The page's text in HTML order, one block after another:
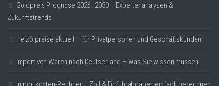
Goldpreis Prognose 2026–2030 – Expertenanalysen &
Zukunftstrends
Heizölpreise aktuell – für Privatpersonen und Geschäftskunden
Import von Waren nach Deutschland – Was Sie wissen müssen
Importkosten-Rechner – Zoll & Einfuhrabgaben einfach berechnen